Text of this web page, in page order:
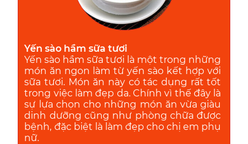
Yến sào hầm sữa tươi
Yến sào hầm sữa tươi là một trong những
món ăn ngon làm từ yến sào kết hợp với
sữa tươi. Món ăn này có tác dụng rất tốt
trong việc làm đẹp da. Chính vì thế đây là
sự lựa chọn cho những món ăn vừa giàu
dinh dưỡng cũng như phòng chữa được
bệnh, đặc biệt là làm đẹp cho chị em phụ
nữ.